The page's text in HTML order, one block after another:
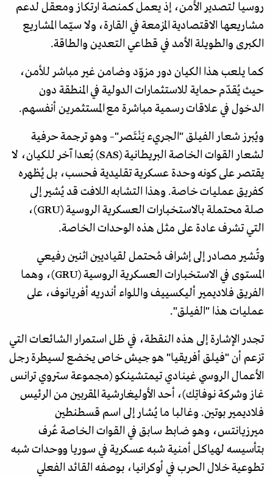
روسيا لتصدير الأمن، إذ يعمل كمنصة ارتكاز ومعقل لدعم
مشاريعها الاقتصادية المزمعة في القارة، ولا سيّما المشاريع
الكبرى والطويلة الأمد في قطاعي التعدين والطاقة.
كما يلعب هذا الكيان دور مزوّد وضامن غير مباشر للأمن،
حيث يُقدّم حماية للاستثمارات الدولية في المنطقة دون
الدخول في علاقات رسمية مباشرة مع المستثمرين أنفسهم.
ويُبرز شعار الفيلق "الجريء يَنْتَصر"– وهو ترجمة حرفية
لشعار القوات الخاصة البريطانية (SAS) بُعدا آخر للكيان، لا
يقتصر على كونه وحدة عسكرية تقليدية فحسب، بل يُظهره
كفريق عمليات خاصة. وهذا التشابه اللافت قد يُشير إلى
صلة محتملة بالاستخبارات العسكرية الروسية (GRU)،
التي تشرف عادة على مثل هذه الوحدات الخاصة.
وتُشير مصادر إلى إشراف مُحتمل لقياديين اثنين رفيعي
المستوى في الاستخبارات العسكرية الروسية (GRU)، وهما
الفريق فلاديمير أليكسييف واللواء أندريه أفريانوف، على
عمليات هذا "الفيلق".
تجدر الإشارة إلى هذه النقطة، في ظل استمرار الشائعات التي
تزعم أن "فيلق أفريقيا" هو جيش خاص يخضع لسيطرة رجل
الأعمال الروسي غينادي تيمتشينكو (مجموعة ستروي ترانس
غاز وشركة نوفاتِك)، أحد الأوليغارشية المقربين من الرئيس
فلاديمير بوتين. وغالبا ما يُشار إلى اسم قسطنطين
ميرزيانتس، وهو ضابط سابق في القوات الخاصة عُرف
بتأسيسه لهياكل أمنية شبه عسكرية في سوريا ووحدات شبه
تطوعية خلال الحرب في أوكرانيا، بوصفه القائد الفعلي